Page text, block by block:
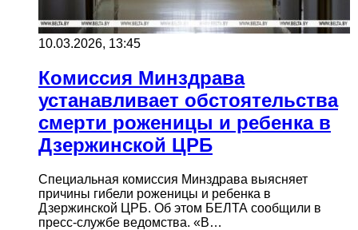
10.03.2026, 13:45
Комиссия Минздрава
устанавливает обстоятельства
смерти роженицы и ребенка в
Дзержинской ЦРБ
Специальная комиссия Минздрава выясняет
причины гибели роженицы и ребенка в
Дзержинской ЦРБ. Об этом БЕЛТА сообщили в
пресс-службе ведомства. «В…